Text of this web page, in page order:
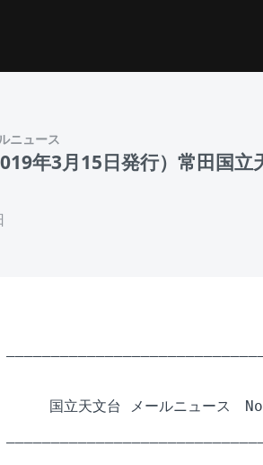
ニュース
年3月15日発行）常田国
国立天文台 メールニュース　